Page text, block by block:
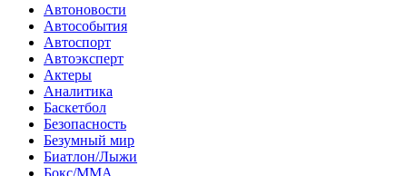
Автоновости
Автособытия
Автоспорт
Автоэксперт
Актеры
Аналитика
Баскетбол
Безопасность
Безумный мир
Биатлон/Лыжи
Бокс/MMA